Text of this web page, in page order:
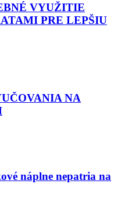
VYUŽITIE
PRE LEPŠIU
NA
náplne nepatria na